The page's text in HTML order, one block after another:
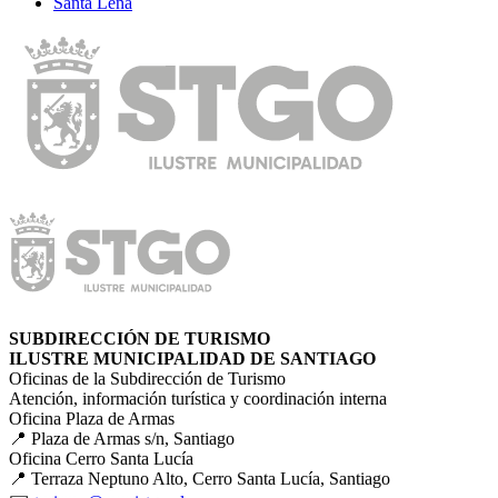
SUBDIRECCIÓN DE TURISMO
ILUSTRE MUNICIPALIDAD DE SANTIAGO
Oficinas de la Subdirección de Turismo
Atención, información turística y coordinación interna
Oficina Plaza de Armas
📍 Plaza de Armas s/n, Santiago
Oficina Cerro Santa Lucía
📍 Terraza Neptuno Alto, Cerro Santa Lucía, Santiago